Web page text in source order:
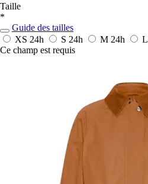
Taille
*
Guide des tailles
XS 24h S 24h M 24h L
Ce champ est requis